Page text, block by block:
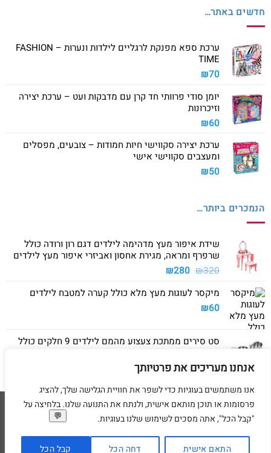
אנחנו מעריכים את פרטיותך
אנו משתמשים בעוגיות כדי לשפר את חוויית הגלישה שלך, להציג
פרסומות או תוכן מותאם אישית, ולנתח את התנועה שלנו. בלחיצה על
"קבל הכל", אתה מסכים לשימוש שלנו בעוגיות.
התאם אישית דחה הכל קבל הכל
חדשים באתר…
ערכת ספא מפנקת לרגליים לילדות ונערות – FASHION
TIME
₪70
יומן סודי פרוותי חד קרן עם מדבקות ועט – ערכת יצירה
וזיכרונות
₪60
ערכת יצירה סקווישי חיות חמודות – צובעים, מפסלים
ומעצבים סקווישי אישי
₪50
הנמכרים ביותר…
שידת איפור מעץ מדהימה לילדים דגם רון ורודה כולל
שרפרף ומראה, מגירת אחסון ואביזרי איפור מעץ לילדים
₪320
המחיר
היה:
₪280 המחיר
הוא:
מיקסר לעוגות מעץ מלא כולל קערה למטבח לילדים
₪60
סט סירים ממתכת צעצוע מהמם לילדים 9 חלקים כולל
₪40
Visa
MasterCard
American
Express
Visa
דף הבית מדיניות משלוחים מדיניות החזרת מוצרים תקנון מדיניות פרטיות
בקשת מחיקת פרטים אישיים